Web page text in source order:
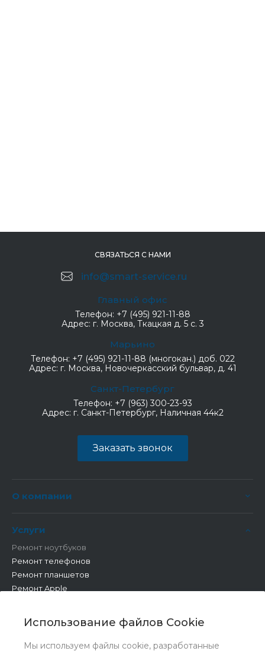
Использование файлов Cookie
Мы используем файлы cookie, разработанные
СВЯЗАТЬСЯ С НАМИ
info@smart-service.ru
Главный офис
Телефон: +7 (495) 921-11-88
Адрес: г. Москва, Ткацкая д. 5 с. 3
Марьино
Телефон: +7 (495) 921-11-88 (многокан.) доб. 022
Адрес: г. Москва, Новочеркасский бульвар, д. 41
Санкт-Петербург
Телефон: +7 (963) 300-23-93
Адрес: г. Санкт-Петербург, Наличная 44к2
Заказать звонок
О компании
Услуги
Ремонт ноутбуков
Ремонт телефонов
Ремонт планшетов
Ремонт Apple